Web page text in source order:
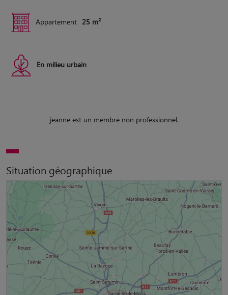
Appartement 25 m²
En milieu urbain
jeanne est un membre non professionnel.
Situation géographique